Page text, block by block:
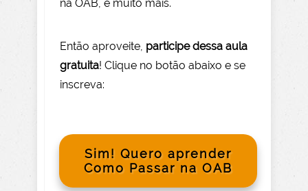
na OAB, e muito mais.
Então aproveite, participe dessa aula
gratuita! Clique no botão abaixo e se
inscreva:
Sim! Quero aprender
Como Passar na OAB